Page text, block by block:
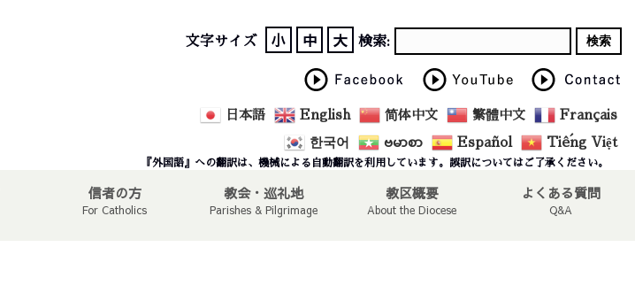
文字サイズ 小 中 大 検索:
日本語 English 简体中文 繁體中文 Français
한국어 ဗမာစာ Español Tiếng Việt
『外国語』への翻訳は、機械による自動翻訳を利用しています。誤訳についてはご了承ください。
信者の方
For Catholics
教会・巡礼地
Parishes & Pilgrimage
教区概要
About the Diocese
よくある質問
Q&A